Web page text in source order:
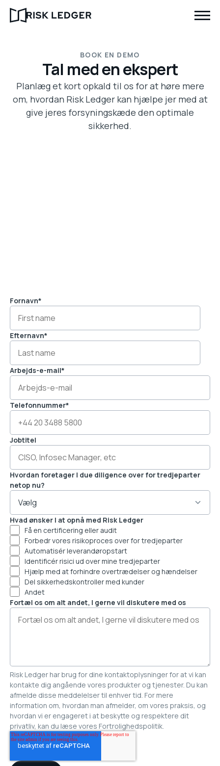
BOOK EN DEMO
Tal med en ekspert
Planlæg et kort opkald til os for at høre mere
om, hvordan Risk Ledger kan hjælpe jer med at
give jeres forsyningskæde den optimale
sikkerhed.
Fornavn*
Efternavn*
Arbejds-e-mail*
Telefonnummer*
Jobtitel
Hvordan foretager I due diligence over for tredjeparter
netop nu?
Hvad ønsker I at opnå med Risk Ledger
Få en certificering eller audit
Forbedr vores risikoproces over for tredjeparter
Automatisér leverandøropstart
Identificér risici ud over mine tredjeparter
Hjælp med at forhindre overtrædelser og hændelser
Del sikkerhedskontroller med kunder
Andet
Fortæl os om alt andet, I gerne vil diskutere med os
Risk Ledger har brug for dine kontaktoplysninger for at vi kan
kontakte dig angående vores produkter og tjenester. Du kan
afmelde disse meddelelser til enhver tid. For mere
information om, hvordan man afmelder, om vores praksis, og
hvordan vi er engageret i at beskytte og respektere dit
privatliv, kan du læse vores Fortrolighedspolitik.